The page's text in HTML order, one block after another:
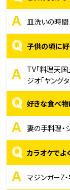
A 皿洗いの時間
Q 子供の頃に好
A TV「料理天国
ジオ「ヤングタ
Q 好きな食べ物
A 妻の手料理・
Q カラオケでよ
A マジンガーZ